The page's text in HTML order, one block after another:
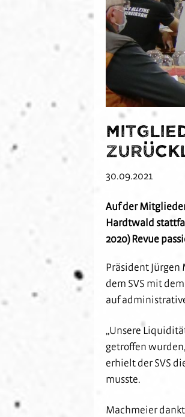
30.09.2021
Auf der
Hardtwald
2020) Revue
Präsident Jürgen
dem SVS mit
auf
„Unsere
getroffen
erhielt der SVS
musste.
Machmeier